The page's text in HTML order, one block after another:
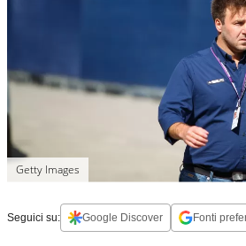
Getty Images
Seguici su: Google Discover Fonti